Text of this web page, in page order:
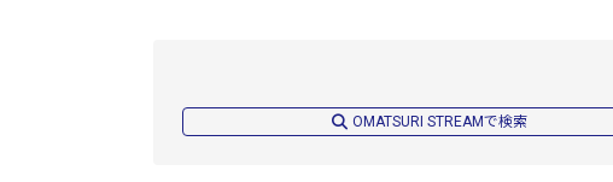
OMATSURI STREAMで検索